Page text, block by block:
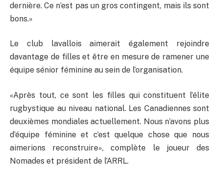
dernière. Ce n’est pas un gros contingent, mais ils sont
bons.»
Le club lavallois aimerait également rejoindre
davantage de filles et être en mesure de ramener une
équipe sénior féminine au sein de l’organisation.
«Après tout, ce sont les filles qui constituent l’élite
rugbystique au niveau national. Les Canadiennes sont
deuxièmes mondiales actuellement. Nous n’avons plus
d’équipe féminine et c’est quelque chose que nous
aimerions reconstruire», complète le joueur des
Nomades et président de l’ARRL.